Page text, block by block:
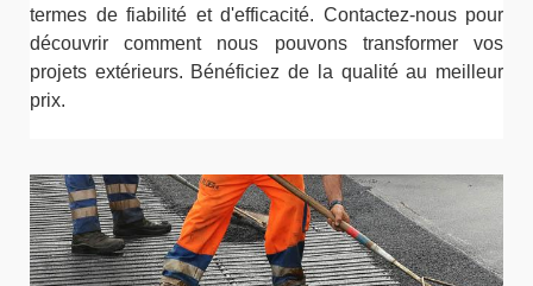
termes de fiabilité et d'efficacité. Contactez-nous pour
découvrir comment nous pouvons transformer vos
projets extérieurs. Bénéficiez de la qualité au meilleur
prix.